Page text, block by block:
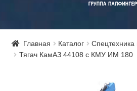
Главная Каталог
Тягач КамАЗ 44108 с КМУ ИМ 180